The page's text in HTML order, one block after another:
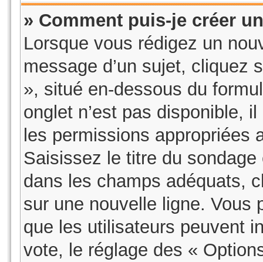
» Comment puis-je créer
Lorsque vous rédigez un
message d’un sujet, cliquez
», situé en-dessous du
onglet n’est pas disponible,
les permissions appropriées
Saisissez le titre du
dans les champs adéquats,
sur une nouvelle ligne. Vous
que les utilisateurs peuvent
vote, le réglage des «